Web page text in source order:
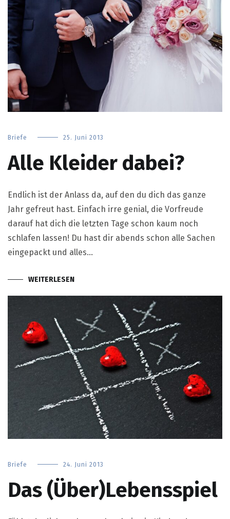
Briefe 25. Juni 2013
Alle Kleider dabei?
Endlich ist der Anlass da, auf den du dich das ganze
Jahr gefreut hast. Einfach irre genial, die Vorfreude
darauf hat dich die letzten Tage schon kaum noch
schlafen lassen! Du hast dir abends schon alle Sachen
eingepackt und alles…
WEITERLESEN
Briefe 24. Juni 2013
Das (Über)Lebensspiel